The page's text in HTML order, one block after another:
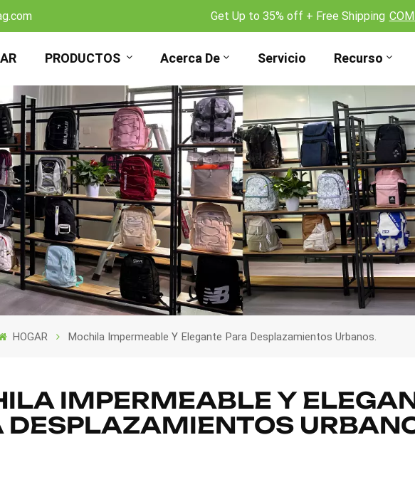
Get Up to 35% off + Free Shipping
PRODUCTOS Acerca De Servicio Recurso
HOGAR Mochila Impermeable Y Elegante Para Desplazamientos Urbanos.
IMPERMEABLE Y
DESPLAZAMIENTOS